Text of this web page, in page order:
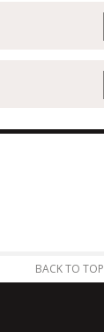
BACK TO TOP